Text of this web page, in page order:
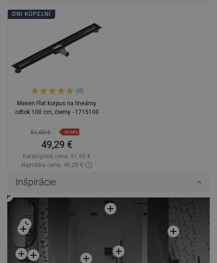
DNI KÚPEĽNÍ
(4)
Mexen Flat korpus na lineárny
odtok 100 cm, čierny - 1715100
61,60 € -19,98%
49,29 €
Katalógová cena: 61,60 €
Najnižšia cena: 49,29 €
Porovnaj
Inšpirácie